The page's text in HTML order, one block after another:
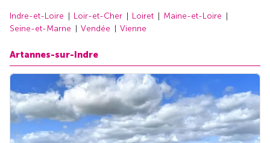
Indre-et-Loire Loir-et-Cher Loiret
Maine-et-Loire
Seine-et-Marne
Vendée Vienne
Artannes-sur-Indre